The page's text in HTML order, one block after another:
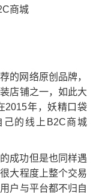
商城
的网络原创品牌，
店铺之一，如此大
2015年，妖精口袋
己的线上B2C商城
成功但是也同样遇
大程度上整个交易
户与平台都不归自